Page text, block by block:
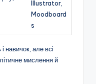
Illustrator,
Moodboard
s
навичок, але всі
мислення й